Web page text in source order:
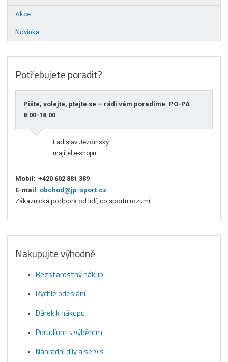
Akce
Novinka
Potřebujete poradit?
Pište, volejte, ptejte se – rádi vám poradíme. PO-PÁ
8:00-18:00
Ladislav Jezdinský
majitel e-shopu
Mobil: +420 602 881 389
E-mail: obchod@jp-sport.cz
Zákaznická podpora od lidí, co sportu rozumí.
Nakupujte výhodně
Bezstarostný nákup
Rychlé odeslání
Dárek k nákupu
Poradíme s výběrem
Náhradní díly a servis